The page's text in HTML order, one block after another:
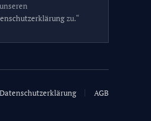
zu.“
Datenschutzerklärung AGB